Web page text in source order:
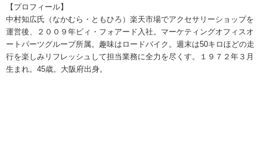
【プロフィール】
中村知広氏（なかむら・ともひろ）楽天市場でアクセサリーショップを
運営後、２００９年ビィ・フォアード入社。マーケティングオフィスオ
ートパーツグループ所属。趣味はロードバイク。週末は50キロほどの走
行を楽しみリフレッシュして担当業務に全力を尽くす。１９７２年３月
生まれ。45歳。大阪府出身。